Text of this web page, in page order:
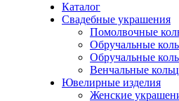
Каталог
Свадебные украшения
Помолвочные
Обручальные
Обручальные
Венчальные
Ювелирные изделия
Женские